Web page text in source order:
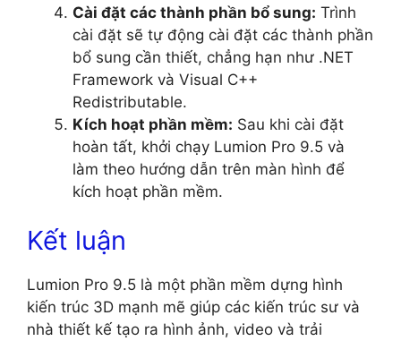
Cài đặt các thành phần bổ sung: Trình
cài đặt sẽ tự động cài đặt các thành phần
bổ sung cần thiết, chẳng hạn như .NET
Framework và Visual C++
Redistributable.
Kích hoạt phần mềm: Sau khi cài đặt
hoàn tất, khởi chạy Lumion Pro 9.5 và
làm theo hướng dẫn trên màn hình để
kích hoạt phần mềm.
Kết luận
Lumion Pro 9.5 là một phần mềm dựng hình
kiến trúc 3D mạnh mẽ giúp các kiến trúc sư và
nhà thiết kế tạo ra hình ảnh, video và trải